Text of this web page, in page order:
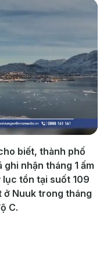
biết, thành phố
nhận tháng 1 ấm
tồn tại suốt 109
ở Nuuk trong tháng
C.